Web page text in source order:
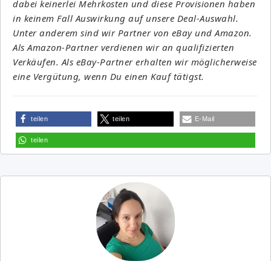
dabei keinerlei Mehrkosten und diese Provisionen haben
in keinem Fall Auswirkung auf unsere Deal-Auswahl.
Unter anderem sind wir Partner von eBay und Amazon.
Als Amazon-Partner verdienen wir an qualifizierten
Verkäufen. Als eBay-Partner erhalten wir möglicherweise
eine Vergütung, wenn Du einen Kauf tätigst.
teilen teilen E-Mail
teilen